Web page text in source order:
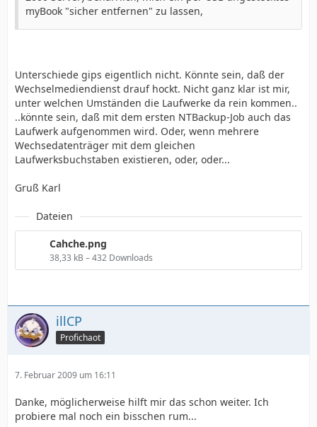
myBook "sicher entfernen" zu lassen,
Unterschiede gips eigentlich nicht. Könnte sein, daß der
Wechselmediendienst drauf hockt. Nicht ganz klar ist mir,
unter welchen Umständen die Laufwerke da rein kommen..
..könnte sein, daß mit dem ersten NTBackup-Job auch das
Laufwerk aufgenommen wird. Oder, wenn mehrere
Wechsedatenträger mit dem gleichen
Laufwerksbuchstaben existieren, oder, oder...
Gruß Karl
Dateien
Cahche.png
38,33 kB – 432 Downloads
illCP
Profichaot
7. Februar 2009 um 16:11
Danke, möglicherweise hilft mir das schon weiter. Ich
probiere mal noch ein bisschen rum...